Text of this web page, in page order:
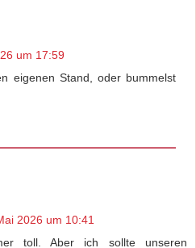
um 17:59
eigenen Stand, oder bummelst
2026 um 10:41
toll. Aber ich sollte unseren